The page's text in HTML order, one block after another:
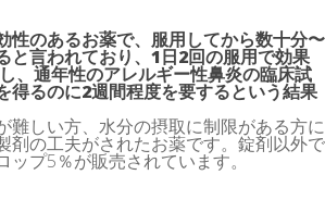
性のあるお薬で、服用してから数十分〜
と言われており、1日2回の服用で効果
、通年性のアレルギー性鼻炎の臨床試
得るのに2週間程度を要するという結果
難しい方、水分の摂取に制限がある方に
剤の工夫がされたお薬です。錠剤以外で
プ5％が販売されています。